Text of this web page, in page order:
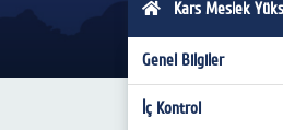
Kars Meslek
Genel Bilgiler
Genel Tanıtım
İç Kontrol